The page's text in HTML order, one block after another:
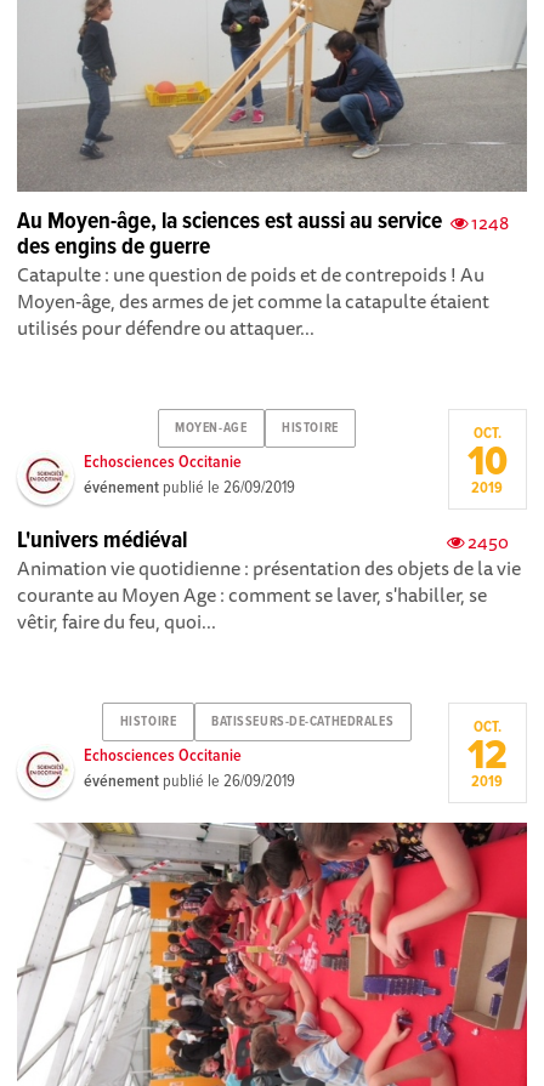
1248
Au Moyen-âge, la sciences est aussi au service
des engins de guerre
Catapulte : une question de poids et de contrepoids ! Au
Moyen-âge, des armes de jet comme la catapulte étaient
utilisés pour défendre ou attaquer...
MOYEN-AGE HISTOIRE
Echosciences Occitanie
événement publié le26/09/2019
OCT.
10
2019
2450
L'univers médiéval
Animation vie quotidienne : présentation des objets de la vie
courante au Moyen Age : comment se laver, s'habiller, se
vêtir, faire du feu, quoi...
HISTOIRE BATISSEURS-DE-CATHEDRALES
Echosciences Occitanie
événement publié le26/09/2019
OCT.
12
2019